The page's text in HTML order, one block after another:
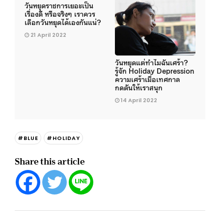
วันหยุดราชการเยอะเป็น
เรื่องดี หรือจริงๆ เราควร
เลือกวันหยุดได้เองกันแน่?
21 April 2022
วันหยุดแต่ทำไมฉันเศร้า?
รู้จัก Holiday Depression
ความเศร้าเมื่อเทศกาล
กดดันให้เราสนุก
14 April 2022
#BLUE #HOLIDAY
Share this article